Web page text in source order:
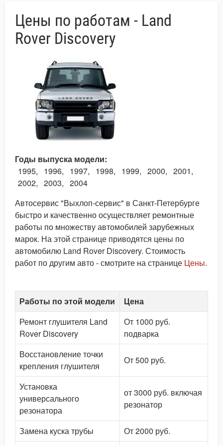
Цены по работам - Land
Rover Discovery
Годы выпуска модели
1995
1996 1997 1998 1999 2000
2001
2002
2003
2004
Автосервис "Выхлоп-сервис" в Санкт-Петербурге
быстро и качественно осуществляет ремонтные
работы по множеству автомобилей зарубежных
марок. На этой странице приводятся цены по
автомобилю Land Rover Discovery. Стоимость
работ по другим авто - смотрите на странице Цены.
Работы по этой модели
Цена
Ремонт глушителя Land
Rover Discovery
От 1000 руб.
подварка
Восстановление точки
крепления глушителя
От 500 руб.
Установка
универсального
резонатора
от 3000 руб. включая
резонатор
Замена куска трубы
От 2000 руб.